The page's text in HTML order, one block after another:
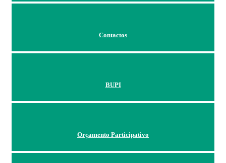
Contactos
BUPI
Orçamento Participativo